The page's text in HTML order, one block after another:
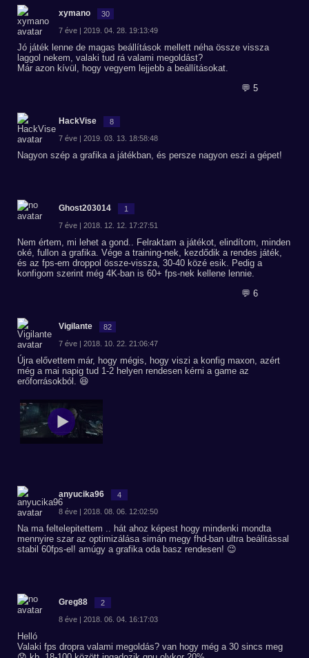
xymano 30
7 éve | 2019. 04. 28. 19:13:49
Jó játék lenne de magas beállítások mellett néha össze vissza
laggol nekem, valaki tud rá valami megoldást?
Már azon kívül, hogy vegyem lejjebb a beállításokat.
💬 5
HackVise 8
7 éve | 2019. 03. 13. 18:58:48
Nagyon szép a grafika a játékban, és persze nagyon eszi a gépet!
Ghost203014 1
7 éve | 2018. 12. 12. 17:27:51
Nem értem, mi lehet a gond.. Felraktam a játékot, elindítom, minden
oké, fullon a grafika. Vége a training-nek, kezdődik a rendes játék,
és az fps-em droppol össze-vissza, 30-40 közé esik. Pedig a
konfigom szerint még 4K-ban is 60+ fps-nek kellene lennie.
💬 6
Vigilante 82
7 éve | 2018. 10. 22. 21:06:47
Újra elővettem már, hogy mégis, hogy viszi a konfig maxon, azért
még a mai napig tud 1-2 helyen rendesen kérni a game az
erőforrásokból. 😆
anyucika96 4
8 éve | 2018. 08. 06. 12:02:50
Na ma feltelepitettem .. hát ahoz képest hogy mindenki mondta
mennyire szar az optimizálása simán megy fhd-ban ultra beálitással
stabil 60fps-el! amúgy a grafika oda basz rendesen! 😉
Greg88 2
8 éve | 2018. 06. 04. 16:17:03
Helló
Valaki fps dropra valami megoldás? van hogy még a 30 sincs meg